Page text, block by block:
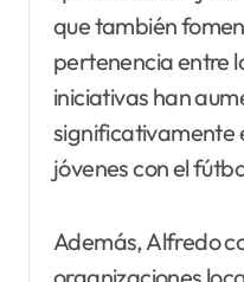
que también
pertenencia entre
iniciativas han
significativamente
jóvenes con el
Además, Alfredo